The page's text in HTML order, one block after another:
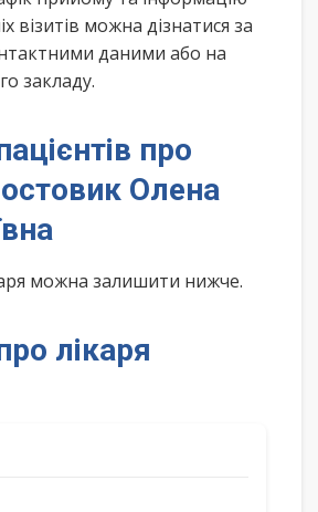
можна дізнатися за
даними або на
закладу.
про
Олена
можна залишити нижче.
лікаря